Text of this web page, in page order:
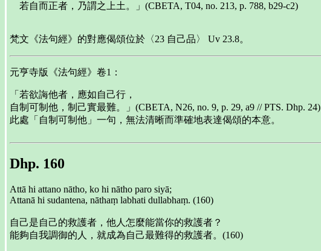
若自而正者，乃謂之上土。」(CBETA, T04, no. 213, p. 788, b29-c2)
梵文《法句經》的對應偈頌位於〈23 自己品〉 Uv 23.8。
元亨寺版《法句經》卷1：
「若欲誨他者，應如自己行，
自制可制他，制己實最難。」(CBETA, N26, no. 9, p. 29, a9 // PTS. Dhp. 24)
此處「自制可制他」一句，無法清晰而準確地表達偈頌的本意。
Dhp. 160
Attā hi attano nātho, ko hi nātho paro siyā;
Attanā hi sudantena, nāthaṃ labhati dullabhaṃ. (160)
自己是自己的救護者，他人怎麼能當你的救護者？
能夠自我調御的人，就成為自己最難得的救護者。(160)